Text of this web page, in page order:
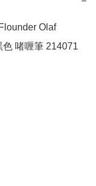
Olaf
啫喱筆 214071